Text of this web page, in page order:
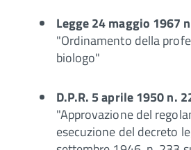
Legge 24 maggio 1967
"Ordinamento della
biologo"
D.P.R. 5 aprile 1950 n.
"Approvazione del
esecuzione del decreto